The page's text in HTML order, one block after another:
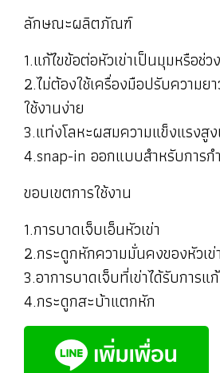
ลักษณะผลิตภัณฑ์
1.แก้ไขข้อต่อหัวเข่าเป็นมุมหรือช่ว
2.ไม่ต้องใช้เครื่องมือปรับความย
ใช้งานง่าย
3.แท่งโลหะผสมความแข็งแรงสู
4.snap-in ออกแบบสำหรับการก
ขอบเขตการใช้งาน
1.การบาดเจ็บเอ็นหัวเข่า
2.กระดูกหักความมั่นคงของหัวเข่า
3.อาการบาดเจ็บที่เข่าได้รับการแ
4.กระดูกสะบ้าแตกหัก